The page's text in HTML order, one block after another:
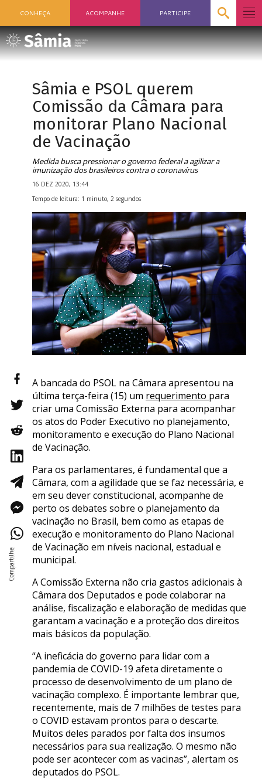
CONHEÇA ACOMPANHE PARTICIPE
Sâmia e PSOL querem
Comissão da Câmara para
monitorar Plano Nacional
de Vacinação
Medida busca pressionar o governo federal a agilizar a
imunização dos brasileiros contra o coronavírus
16 DEZ 2020, 13:44
Tempo de leitura: 1 minuto, 2 segundos
A bancada do PSOL na Câmara apresentou na
última terça-feira (15) um requerimento para
criar uma Comissão Externa para acompanhar
os atos do Poder Executivo no planejamento,
monitoramento e execução do Plano Nacional
de Vacinação.
Para os parlamentares, é fundamental que a
Câmara, com a agilidade que se faz necessária, e
em seu dever constitucional, acompanhe de
perto os debates sobre o planejamento da
vacinação no Brasil, bem como as etapas de
execução e monitoramento do Plano Nacional
de Vacinação em níveis nacional, estadual e
municipal.
A Comissão Externa não cria gastos adicionais à
Câmara dos Deputados e pode colaborar na
análise, fiscalização e elaboração de medidas que
garantam a vacinação e a proteção dos direitos
mais básicos da população.
“A ineficácia do governo para lidar com a
pandemia de COVID-19 afeta diretamente o
processo de desenvolvimento de um plano de
vacinação complexo. É importante lembrar que,
recentemente, mais de 7 milhões de testes para
o COVID estavam prontos para o descarte.
Muitos deles parados por falta dos insumos
necessários para sua realização. O mesmo não
pode ser acontecer com as vacinas”, alertam os
deputados do PSOL.